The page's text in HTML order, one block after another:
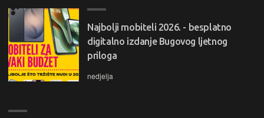
Najbolji mobiteli 2026. - besplatno
digitalno izdanje Bugovog ljetnog
priloga
nedjelja